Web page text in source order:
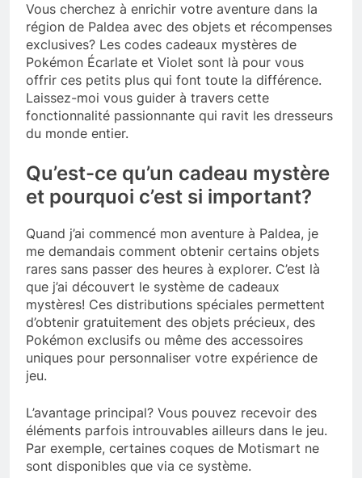
Vous cherchez à enrichir votre aventure dans la
région de Paldea avec des objets et récompenses
exclusives? Les codes cadeaux mystères de
Pokémon Écarlate et Violet sont là pour vous
offrir ces petits plus qui font toute la différence.
Laissez-moi vous guider à travers cette
fonctionnalité passionnante qui ravit les dresseurs
du monde entier.
Qu’est-ce qu’un cadeau mystère
et pourquoi c’est si important?
Quand j’ai commencé mon aventure à Paldea, je
me demandais comment obtenir certains objets
rares sans passer des heures à explorer. C’est là
que j’ai découvert le système de cadeaux
mystères! Ces distributions spéciales permettent
d’obtenir gratuitement des objets précieux, des
Pokémon exclusifs ou même des accessoires
uniques pour personnaliser votre expérience de
jeu.
L’avantage principal? Vous pouvez recevoir des
éléments parfois introuvables ailleurs dans le jeu.
Par exemple, certaines coques de Motismart ne
sont disponibles que via ce système.